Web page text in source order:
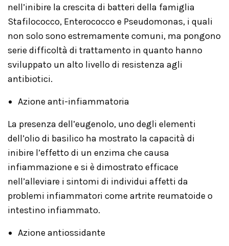
nell’inibire la crescita di batteri della famiglia
Stafilococco, Enterococco e Pseudomonas, i quali
non solo sono estremamente comuni, ma pongono
serie difficoltà di trattamento in quanto hanno
sviluppato un alto livello di resistenza agli
antibiotici.
Azione anti-infiammatoria
La presenza dell’eugenolo, uno degli elementi
dell’olio di basilico ha mostrato la capacità di
inibire l’effetto di un enzima che causa
infiammazione e si è dimostrato efficace
nell’alleviare i sintomi di individui affetti da
problemi infiammatori come artrite reumatoide o
intestino infiammato.
Azione antiossidante